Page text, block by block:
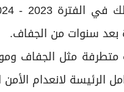
بعد سنوات من الجفاف.
مثل الجفاف